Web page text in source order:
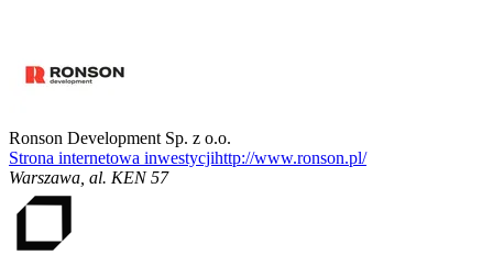
Ronson Development Sp. z o.o.
Strona internetowa inwestycjihttp://www.ronson.pl/
Warszawa al. KEN 57